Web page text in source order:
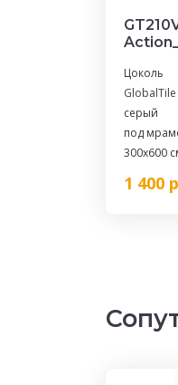
Цоколь
GlobalTile
серый
под
300x600
1 400